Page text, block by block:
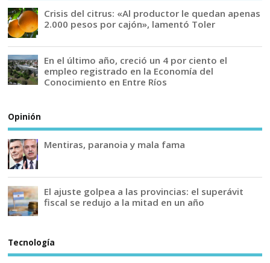
Crisis del citrus: «Al productor le quedan apenas
2.000 pesos por cajón», lamentó Toler
En el último año, creció un 4 por ciento el
empleo registrado en la Economía del
Conocimiento en Entre Ríos
Opinión
Mentiras, paranoia y mala fama
El ajuste golpea a las provincias: el superávit
fiscal se redujo a la mitad en un año
Tecnología